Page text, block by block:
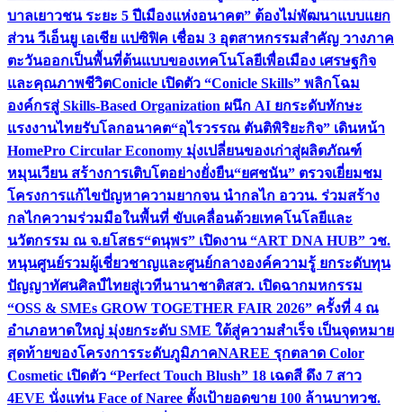
บาลเยาวชน ระยะ 5 ปีเมืองแห่งอนาคต” ต้องไม่พัฒนาแบบแยก
ส่วน วีเอ็นยู เอเชีย แปซิฟิค เชื่อม 3 อุตสาหกรรมสำคัญ วางภาค
ตะวันออกเป็นพื้นที่ต้นแบบของเทคโนโลยีเพื่อเมือง เศรษฐกิจ
และคุณภาพชีวิตConicle เปิดตัว “Conicle Skills” พลิกโฉม
องค์กรสู่ Skills-Based Organization ผนึก AI ยกระดับทักษะ
แรงงานไทยรับโลกอนาคต“อุไรวรรณ ตันติพิริยะกิจ” เดินหน้า
HomePro Circular Economy มุ่งเปลี่ยนของเก่าสู่ผลิตภัณฑ์
หมุนเวียน สร้างการเติบโตอย่างยั่งยืน“ยศชนัน” ตรวจเยี่ยมชม
โครงการแก้ไขปัญหาความยากจน นำกลไก อววน. ร่วมสร้าง
กลไกความร่วมมือในพื้นที่ ขับเคลื่อนด้วยเทคโนโลยีและ
นวัตกรรม ณ จ.ยโสธร“ดนุพร” เปิดงาน “ART DNA HUB” วช.
หนุนศูนย์รวมผู้เชี่ยวชาญและศูนย์กลางองค์ความรู้ ยกระดับทุน
ปัญญาทัศนศิลป์ไทยสู่เวทีนานาชาติสสว. เปิดฉากมหกรรม
“OSS & SMEs GROW TOGETHER FAIR 2026” ครั้งที่ 4 ณ
อำเภอหาดใหญ่ มุ่งยกระดับ SME ใต้สู่ความสำเร็จ เป็นจุดหมาย
สุดท้ายของโครงการระดับภูมิภาคNAREE รุกตลาด Color
Cosmetic เปิดตัว “Perfect Touch Blush” 18 เฉดสี ดึง 7 สาว
4EVE นั่งแท่น Face of Naree ตั้งเป้ายอดขาย 100 ล้านบาทวช.